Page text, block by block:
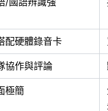
配硬體錄音卡
協作與評論
極簡